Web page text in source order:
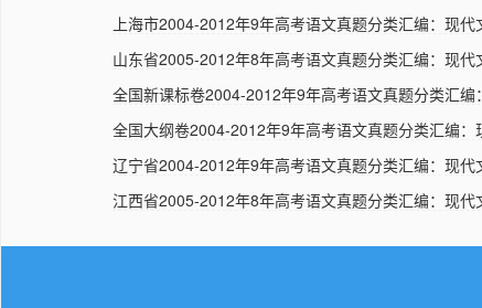
上海市2004-2012年9年高考语文真题分类汇编：现
山东省2005-2012年8年高考语文真题分类汇编：现代
全国新课标卷2004-2012年9年高考语文真题分类汇编
全国大纲卷2004-2012年9年高考语文真题分类汇编：
辽宁省2004-2012年9年高考语文真题分类汇编：现代
江西省2005-2012年8年高考语文真题分类汇编：现代